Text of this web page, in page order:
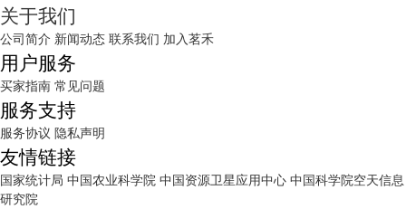
关于我们
公司简介 新闻动态 联系我们 加入茗禾
用户服务
买家指南 常见问题
服务支持
服务协议 隐私声明
友情链接
国家统计局 中国农业科学院 中国资源卫星应用中心 中国科学院空天信息
研究院